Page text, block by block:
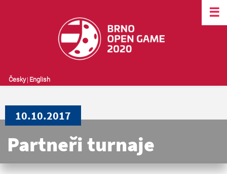
Česky| English
☰
Partneři turnaje
10.10.2017